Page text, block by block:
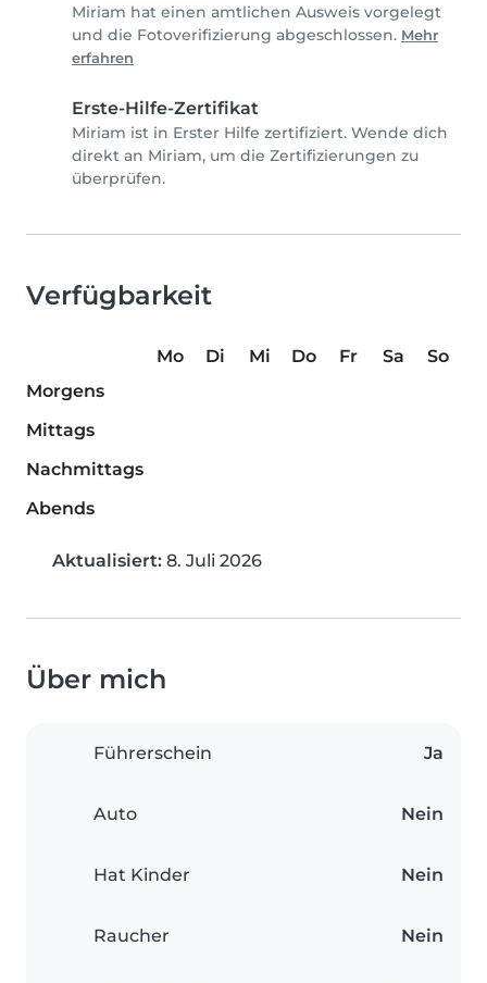
Miriam hat einen amtlichen Ausweis vorgelegt
und die Fotoverifizierung abgeschlossen. Mehr
erfahren
Erste-Hilfe-Zertifikat
Miriam ist in Erster Hilfe zertifiziert. Wende dich
direkt an Miriam, um die Zertifizierungen zu
überprüfen.
Verfügbarkeit
Mo Di Mi Do Fr Sa
So
Morgens
Mittags
Nachmittags
Abends
Aktualisiert: 8. Juli 2026
Über mich
Führerschein Ja
Auto Nein
Hat Kinder Nein
Raucher Nein